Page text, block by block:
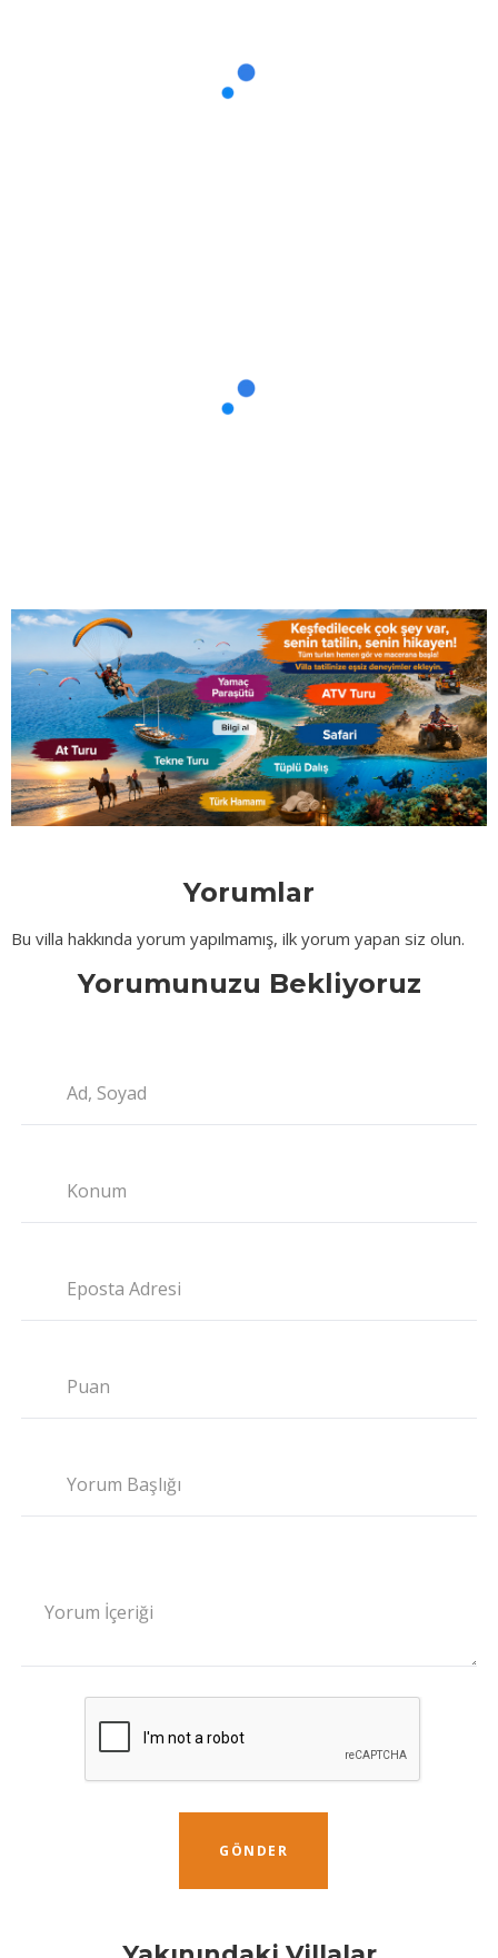
Yorumlar
Bu villa hakkında yorum yapılmamış, ilk yorum yapan siz olun.
Yorumunuzu Bekliyoruz
Ad, Soyad
Konum
Eposta Adresi
Puan
Yorum Başlığı
Yorum İçeriği
GÖNDER